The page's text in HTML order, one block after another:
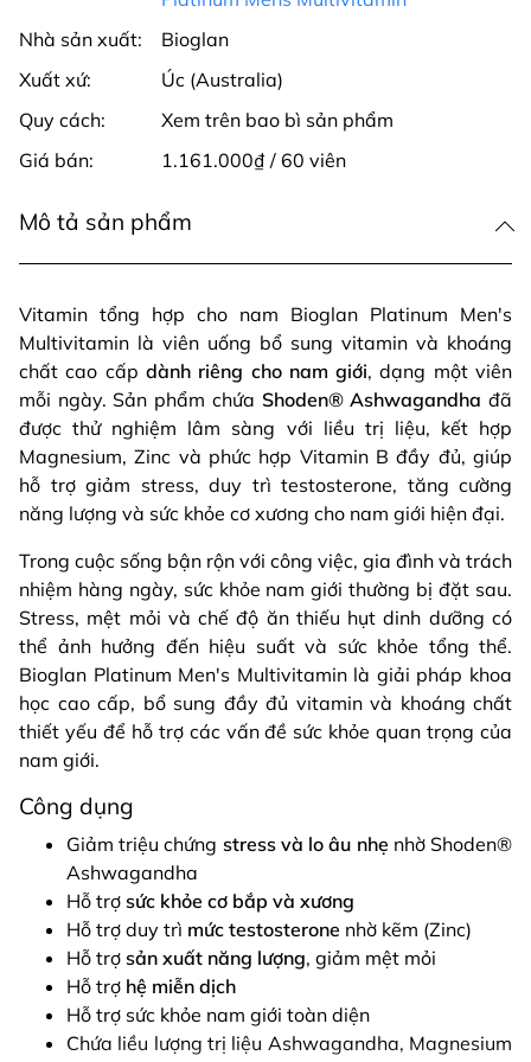
Nhà sản xuất:
Bioglan
Xuất xứ:
Úc (Australia)
Quy cách:
Xem trên bao bì sản phẩm
Giá bán:
1.161.000₫ / 60 viên
Mô tả sản phẩm
Vitamin tổng hợp cho nam Bioglan Platinum Men's
Multivitamin là viên uống bổ sung vitamin và khoáng
chất cao cấp dành riêng cho nam giới, dạng một viên
mỗi ngày. Sản phẩm chứa Shoden® Ashwagandha đã
được thử nghiệm lâm sàng với liều trị liệu, kết hợp
Magnesium, Zinc và phức hợp Vitamin B đầy đủ, giúp
hỗ trợ giảm stress, duy trì testosterone, tăng cường
năng lượng và sức khỏe cơ xương cho nam giới hiện đại.
Trong cuộc sống bận rộn với công việc, gia đình và trách
nhiệm hàng ngày, sức khỏe nam giới thường bị đặt sau.
Stress, mệt mỏi và chế độ ăn thiếu hụt dinh dưỡng có
thể ảnh hưởng đến hiệu suất và sức khỏe tổng thể.
Bioglan Platinum Men's Multivitamin là giải pháp khoa
học cao cấp, bổ sung đầy đủ vitamin và khoáng chất
thiết yếu để hỗ trợ các vấn đề sức khỏe quan trọng của
nam giới.
Công dụng
Giảm triệu chứng stress và lo âu nhẹ nhờ Shoden®
Ashwagandha
Hỗ trợ sức khỏe cơ bắp và xương
Hỗ trợ duy trì mức testosterone nhờ kẽm (Zinc)
Hỗ trợ sản xuất năng lượng, giảm mệt mỏi
Hỗ trợ hệ miễn dịch
Hỗ trợ sức khỏe nam giới toàn diện
Chứa liều lượng trị liệu Ashwagandha, Magnesium